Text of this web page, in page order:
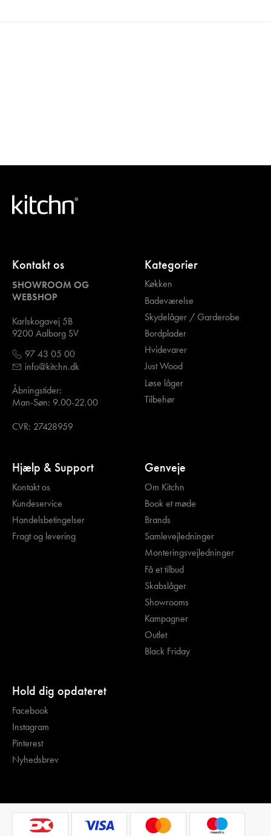
Kontakt os
SHOWROOM OG
WEBSHOP
Karlskogavej 5B
9200 Aalborg SV
97 43 05 00
info@kitchn.dk
Åbningstider:
Man-Søn: 9.00-22.00
CVR: 27428959
Kategorier
Køkken
Badeværelse
Skydelåger / Garderobe
Bordplader
Hvidevarer
Just Wood
Løse låger
Tilbehør
Hjælp & Support
Kontakt os
Kundeservice
Handelsbetingelser
Fragt og levering
Genveje
Om Kitchn
Book et møde
Brands
Samlevejledninger
Monteringsvejledninger
Få et tilbud
Skabslåger
Showrooms
Kampagner
Outlet
Black Friday
Hold dig opdateret
Facebook
Instagram
Pinterest
Nyhedsbrev